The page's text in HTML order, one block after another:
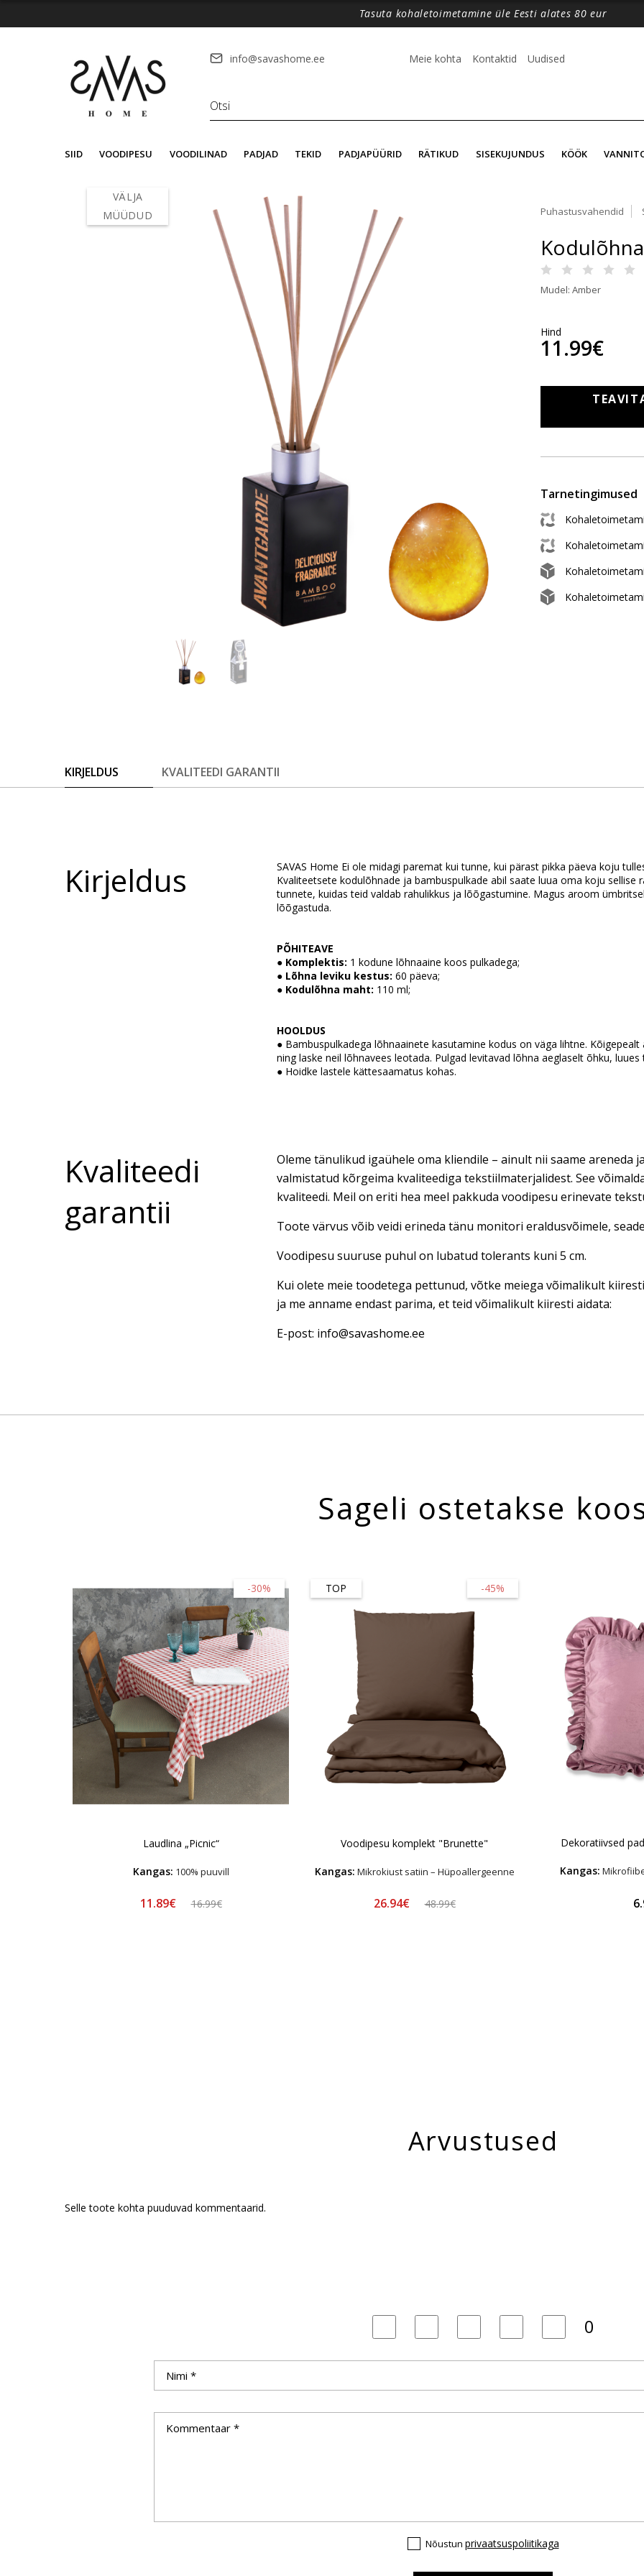
Tasuta kohaletoimetamine üle Eesti alates 80 eur
info@savashome.ee Meie kohta Kontaktid Uudised
SIID VOODIPESU VOODILINAD PADJAD TEKID PADJAPÜÜRID RÄTIKUD SISEKUJUNDUS KÖÖK
VÄLJA
MÜÜDUD
Puhastusvahendid
Mudel: Amber
Hind
11.99€
Tarnetingimused
KIRJELDUS KVALITEEDI GARANTII
Kirjeldus
SAVAS Home Ei ole midagi paremat kui tunne, kui pärast pikka päeva koju
Kvaliteetsete kodulõhnade ja bambuspulkade abil saate luua oma koju
tunnete, kuidas teid valdab rahulikkus ja lõõgastumine. Magus aroom
lõõgastuda.
PÕHITEAVE
● Komplektis: 1 kodune lõhnaaine koos pulkadega;
● Lõhna leviku kestus: 60 päeva;
● Kodulõhna maht: 110 ml;
HOOLDUS
● Bambuspulkadega lõhnaainete kasutamine kodus on väga lihtne.
ning laske neil lõhnavees leotada. Pulgad levitavad lõhna aeglaselt õhku,
● Hoidke lastele kättesaamatus kohas.
Kvaliteedi
garantii
Oleme tänulikud igaühele oma kliendile – ainult nii saame areneda
valmistatud kõrgeima kvaliteediga tekstiilmaterjalidest. See
kvaliteedi. Meil on eriti hea meel pakkuda voodipesu erinevate
Toote värvus võib veidi erineda tänu monitori eraldusvõimele,
Voodipesu suuruse puhul on lubatud tolerants kuni 5 cm.
Kui olete meie toodetega pettunud, võtke meiega võimalikult
ja me anname endast parima, et teid võimalikult kiiresti aidata:
E-post: info@savashome.ee
Sageli ostetakse
-30%
Laudlina „Picnic“
Kangas: 100% puuvill
11.89€ 16.99€
-45%
TOP
Voodipesu komplekt "Brunette"
Kangas: Mikrokiust satiin – Hüpoallergeenne
26.94€ 48.99€
Dekoratiivsed
Kangas:
Arvustused
Selle toote kohta puuduvad kommentaarid.
0
Nõustun privaatsuspoliitikaga